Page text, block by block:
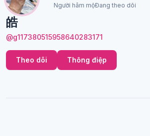
皓
@g117380515958640283171
Người hâm mộĐang theo dõi
Theo dõi Thông điệp